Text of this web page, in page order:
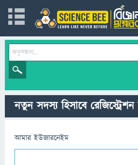
নতুন সদস্য হিসাবে
আমার ইউজারনেইম